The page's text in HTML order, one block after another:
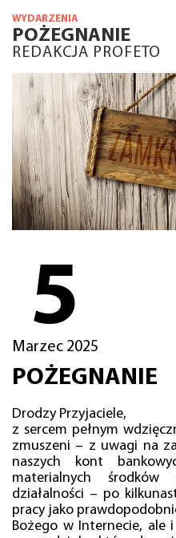
WYDARZENIA
POŻEGNANIE
REDAKCJA PROFETO
5
Marzec 2025
POŻEGNANIE
Drodzy Przyjaciele,
z sercem pełnym
zmuszeni – z uwagi na
naszych kont
materialnych
działalności – po
pracy jako
Bożego w Internecie, ale